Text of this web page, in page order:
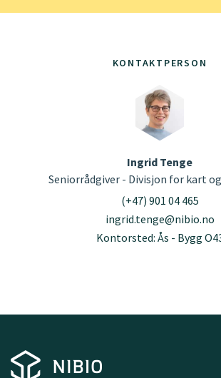
KONTAKTPERSON
Ingrid Tenge
Seniorrådgiver - Divisjon for kart
(+47) 901 04 465
ingrid.tenge@nibio.no
Kontorsted: Ås - Bygg